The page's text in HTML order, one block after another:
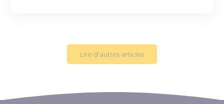
Lire d’autres articles